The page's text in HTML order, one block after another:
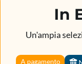
In
Un'ampia
A pagamento